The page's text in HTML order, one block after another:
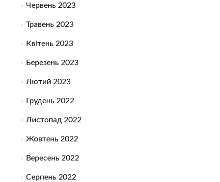
Червень 2023
Травень 2023
Квітень 2023
Березень 2023
Лютий 2023
Грудень 2022
Листопад 2022
Жовтень 2022
Вересень 2022
Серпень 2022